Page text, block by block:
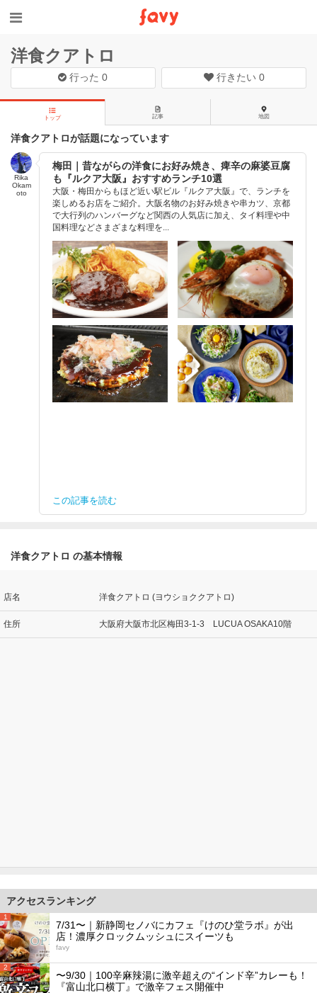
洋食クアトロ
行った0 行きたい 0
トップ 記事 地図
洋食クアトロが話題になっています
Rika
Okam
oto
梅田｜昔ながらの洋食にお好み焼き、痺辛の麻婆豆腐
も『ルクア大阪』おすすめランチ10選
大阪・梅田からもほど近い駅ビル『ルクア大阪』で、ランチを
楽しめるお店をご紹介。大阪名物のお好み焼きや串カツ、京都
で大行列のハンバーグなど関西の人気店に加え、タイ料理や中
国料理などさまざまな料理を...
この記事を読む
洋食クアトロ の基本情報
店名 洋食クアトロ (ヨウショククアトロ)
住所 大阪府大阪市北区梅田3-1-3 LUCUA OSAKA10階
アクセスランキング
1
7/31〜｜新静岡セノバにカフェ『けのひ堂ラボ』が出
店！濃厚クロックムッシュにスイーツも
favy
2
〜9/30｜100辛麻辣湯に激辛超えの“インド辛”カレーも！
『富山北口横丁』で激辛フェス開催中